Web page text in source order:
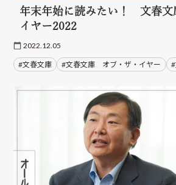
年末年始に読みたい！ 文春
イヤー2022
2022.12.05
#文春文庫 #文春文庫 オブ・ザ・イヤー